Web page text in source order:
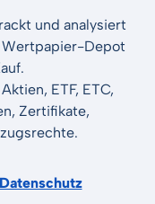
und analysiert
Wertpapier-Depot
ETF, ETC,
Zertifikate,
Datenschutz